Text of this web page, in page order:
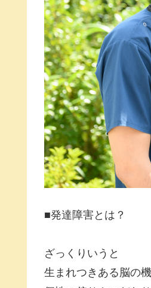
■発達障害とは？
ざっくりいうと
生まれつきある脳の